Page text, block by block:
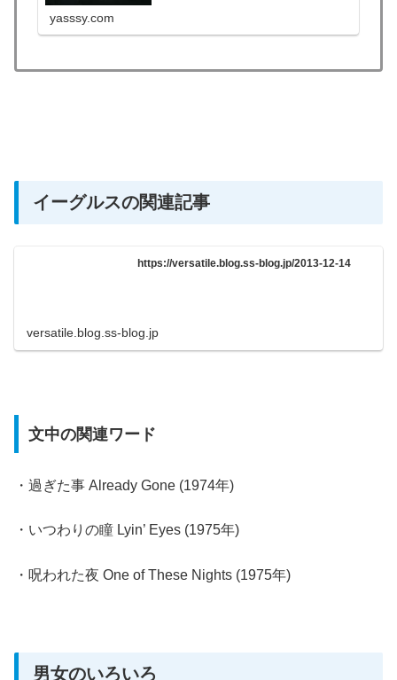
yasssy.com
イーグルスの関連記事
https://versatile.blog.ss-blog.jp/2013-12-14
versatile.blog.ss-blog.jp
文中の関連ワード
・過ぎた事 Already Gone (1974年)
・いつわりの瞳 Lyin’ Eyes (1975年)
・呪われた夜 One of These Nights (1975年)
男女のいろいろ